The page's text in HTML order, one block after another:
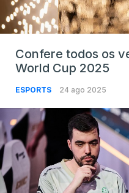
Confere todos os
World Cup 2025
ESPORTS 24 ago 2025